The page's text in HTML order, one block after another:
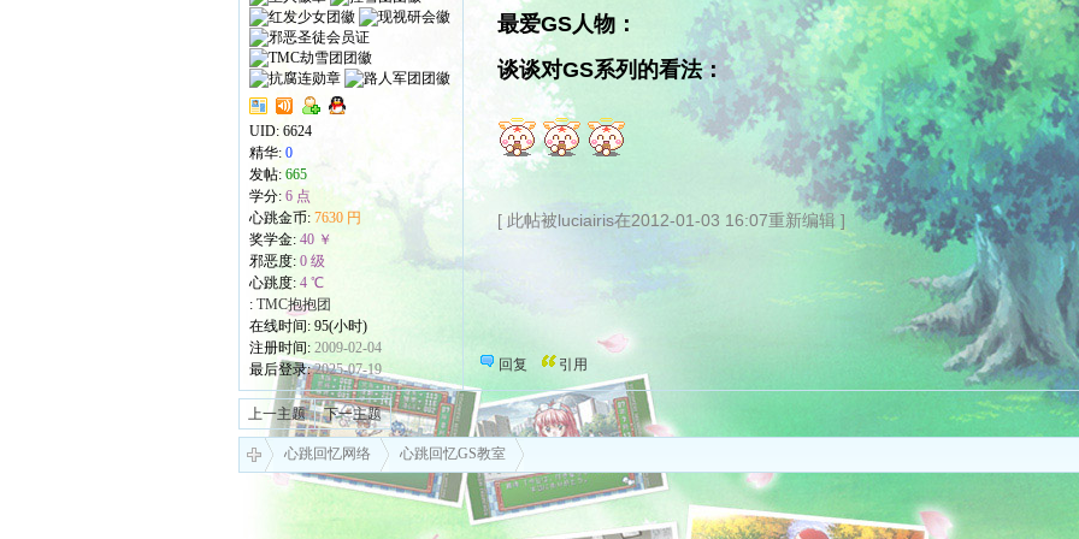
UID: 6624
精华: 0
发帖:665
学分: 6 点
心跳金币: 7630 円
奖学金: 40 ￥
邪恶度: 0 级
心跳度: 4 ℃
: TMC抱抱团
在线时间: 95(小时)
注册时间: 2009-02-04
最后登录:2025-07-19
最爱GS人物：
谈谈对GS系列的看法：
[ 此帖被luciairis在2012-01-03 16:07重新编辑 ]
回复 引用
上一主题 下一主题
心跳回忆网络 心跳回忆GS教室